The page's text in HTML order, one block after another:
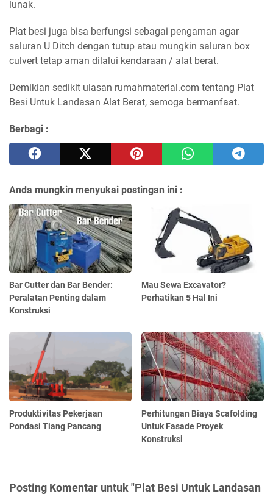
lunak.
Plat besi juga bisa berfungsi sebagai pengaman agar
saluran U Ditch dengan tutup atau mungkin saluran box
culvert tetap aman dilalui kendaraan / alat berat.
Demikian sedikit ulasan rumahmaterial.com tentang Plat
Besi Untuk Landasan Alat Berat, semoga bermanfaat.
Berbagi :
Anda mungkin menyukai postingan ini :
Bar Cutter dan Bar Bender:
Peralatan Penting dalam
Konstruksi
Mau Sewa Excavator?
Perhatikan 5 Hal Ini
Produktivitas Pekerjaan
Pondasi Tiang Pancang
Perhitungan Biaya Scafolding
Untuk Fasade Proyek
Konstruksi
Posting Komentar untuk "Plat Besi Untuk Landasan